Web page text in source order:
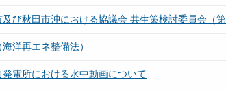
及び秋田市沖における協議会 共生策検討委員会（
洋再エネ整備法）
電所における水中動画について